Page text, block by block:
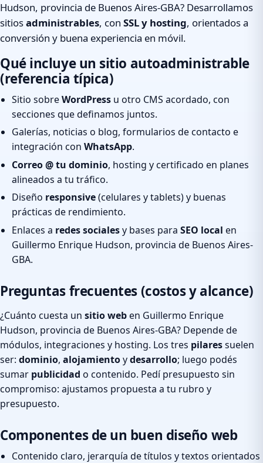
Hudson, provincia de Buenos Aires-GBA? Desarrollamos
sitiosadministrables, con SSL y hosting, orientados a
conversión y buena experiencia en móvil.
Qué incluye un sitio autoadministrable
(referencia típica)
Sitio sobreWordPress u otro CMS acordado, con
secciones que definamos juntos.
Galerías, noticias o blog, formularios de contacto e
integración con WhatsApp.
Correo @ tu dominio, hosting y certificado en planes
alineados a tu tráfico.
Diseño responsive(celulares y tablets) y buenas
prácticas de rendimiento.
Enlaces a redes socialesy bases para SEO local en
Guillermo Enrique Hudson, provincia de Buenos Aires-
GBA.
Preguntas frecuentes (costos y alcance)
¿Cuánto cuesta un sitio weben Guillermo Enrique
Hudson, provincia de Buenos Aires-GBA? Depende de
módulos, integraciones y hosting. Los tres pilaressuelen
ser: dominio, alojamientoydesarrollo; luego podés
sumar publicidad o contenido. Pedí presupuesto sin
compromiso: ajustamos propuesta a tu rubro y
presupuesto.
Componentes de un buen diseño web
Contenido claro, jerarquía de títulos y textos orientados